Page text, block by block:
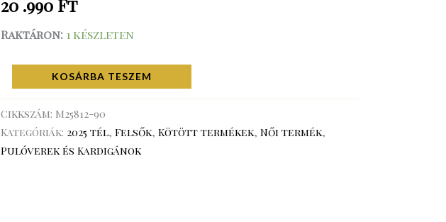
20 .990 Ft
Raktáron: 1 készleten
KOSÁRBA TESZEM
Cikkszám: M25812-90
Kategóriák: 2025 tél, Felsők, Kötött termékek, Női termék,
Pulóverek és Kardigánok